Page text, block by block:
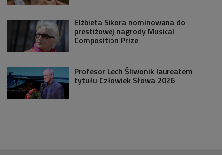
Elżbieta Sikora nominowana do
prestiżowej nagrody Musical
Composition Prize
Profesor Lech Śliwonik laureatem
tytułu Człowiek Słowa 2026